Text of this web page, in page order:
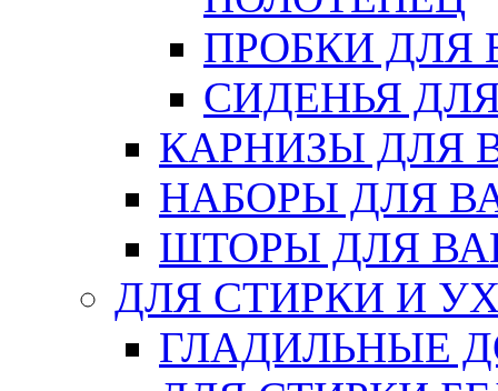
ПРОБКИ ДЛЯ
СИДЕНЬЯ
КАРНИЗЫ ДЛЯ
НАБОРЫ ДЛЯ
ШТОРЫ ДЛЯ
ДЛЯ СТИРКИ И
ГЛАДИЛЬНЫЕ